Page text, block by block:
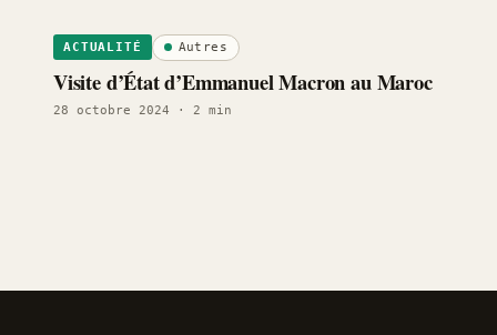
ACTUALITÉ Autres
Visite d’État d’Emmanuel Macron au Maroc
28 octobre 2024 · 2 min